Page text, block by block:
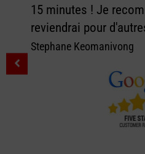
15 minutes ! Je
reviendrai pour
Stephane Keomanivong